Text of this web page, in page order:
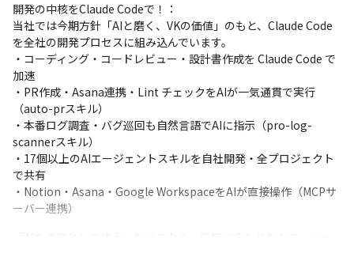
開発の中核をClaude Codeで！：
当社では今期方針「AIと磨く、VKの価値」のもと、Claude Code
を全社の開発プロセスに組み込んでいます。
・コーディング・コードレビュー・設計書作成を Claude Code で
加速
・PR作成・Asana連携・Lint チェックをAIが一気通貫で実行
（auto-prスキル）
・本番ログ調査・バグ巡回も自然言語でAIに指示（pro-log-
scannerスキル）
・17個以上のAIエージェントスキルを自社開発・全プロジェクト
で共有
・Notion・Asana・Google WorkspaceをAIが直接操作（MCPサ
ーバー連携）